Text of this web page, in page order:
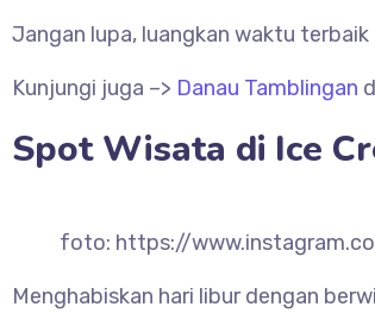
Jangan lupa, luangkan waktu
Kunjungi juga –> Danau Tamblingan
Spot Wisata di Ice
foto: https://
Menghabiskan hari libur dengan